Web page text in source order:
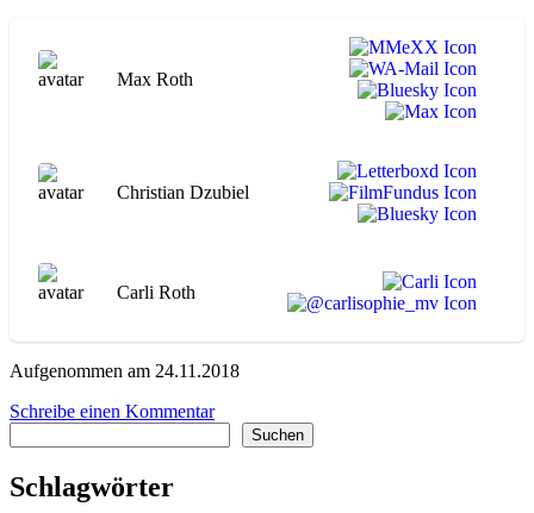
Max Roth
Christian Dzubiel
Carli Roth
Aufgenommen am 24.11.2018
Schreibe einen Kommentarzu
WA152
Lola
Suchen
Schlagwörter